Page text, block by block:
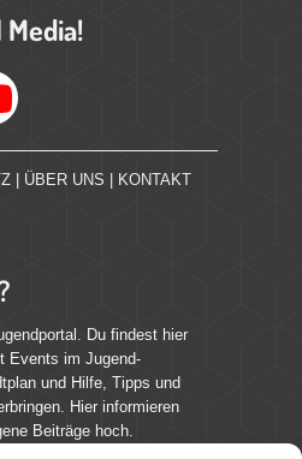
ÜBER UNS KONTAKT
Du findest hier
Events im Jugend-
und Hilfe, Tipps und
Hier informieren
Beiträge hoch.